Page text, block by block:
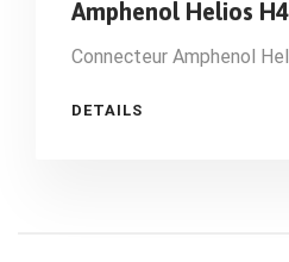
Amphenol Helios
Connecteur Amphenol
DETAILS